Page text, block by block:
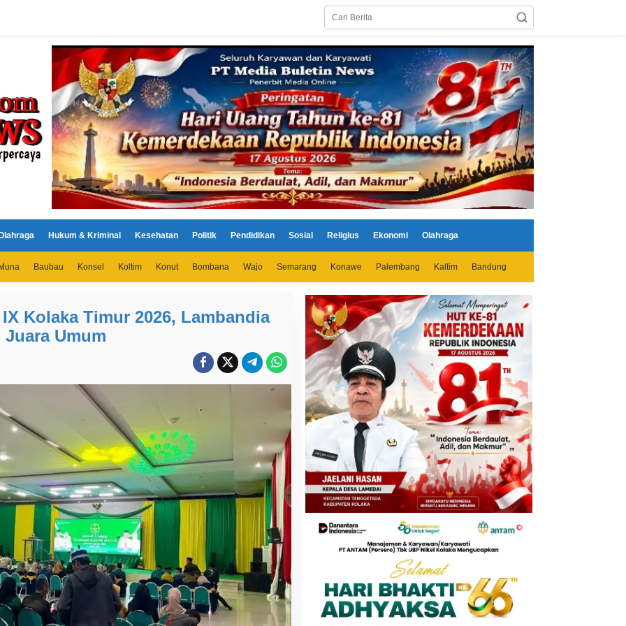
Hukum & Kriminal Kesehatan Politik Pendidikan Sosial Religius Ekonomi Olahraga
Baubau Konsel Koltim Konut Bombana Wajo Semarang Konawe Palembang Kaltim Bandung
Kolaka Timur 2026, Lambandia
Juara Umum